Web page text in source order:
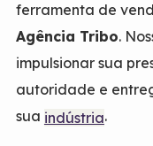
ferramenta de
Agência Tribo.
impulsionar sua
autoridade e
sua indústria.